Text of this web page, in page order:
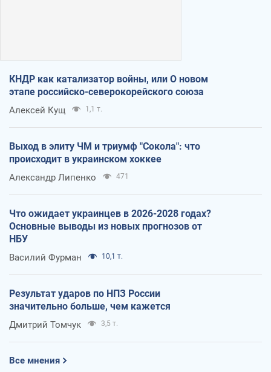
КНДР как катализатор войны, или О новом
этапе российско-северокорейского союза
Алексей Кущ 1,1 т.
Выход в элиту ЧМ и триумф "Сокола": что
происходит в украинском хоккее
Александр Липенко 471
Что ожидает украинцев в 2026-2028 годах?
Основные выводы из новых прогнозов от
НБУ
Василий Фурман 10,1 т.
Результат ударов по НПЗ России
значительно больше, чем кажется
Дмитрий Томчук 3,5 т.
Все мнения